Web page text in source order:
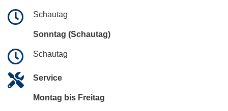
Schautag
Sonntag (Schautag)
Schautag
Service
Montag bis Freitag